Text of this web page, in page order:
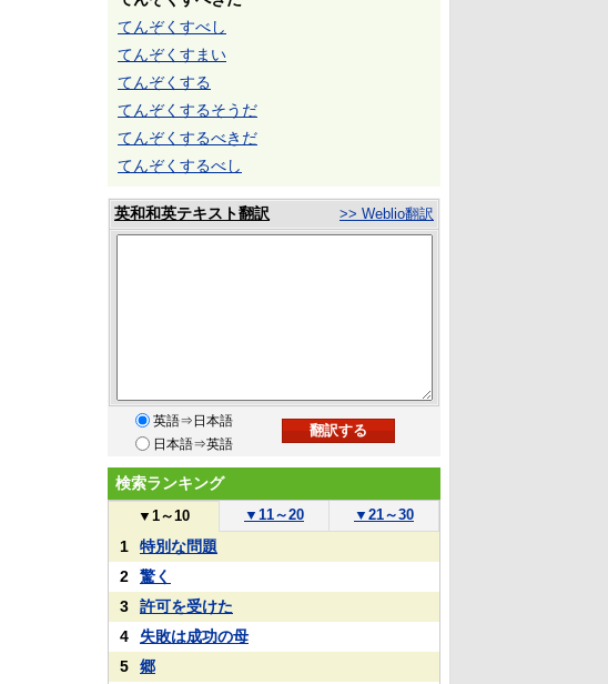
てんぞくすべし
てんぞくすまい
てんぞくする
てんぞくするそうだ
てんぞくするべきだ
てんぞくするべし
英和和英テキスト翻訳 >> Weblio翻訳
英語⇒日本語
日本語⇒英語
検索ランキング
▼ 1～10 ▼ 11～20 ▼ 21～30
1
特別な問題
2
驚く
3
許可を受けた
4
失敗は成功の母
5
郷